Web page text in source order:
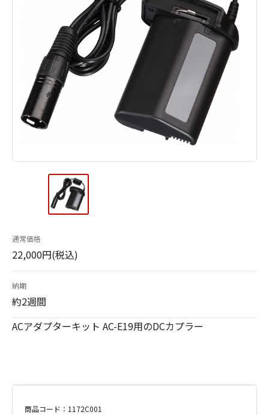
通常価格
22,000円(税込)
納期
約2週間
ACアダプターキット AC-E19用のDCカプラー
商品コード：1172C001